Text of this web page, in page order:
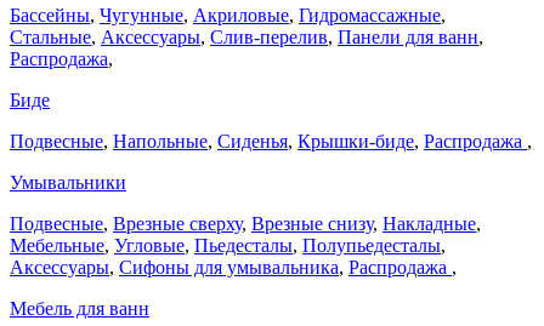
Бассейны, Чугунные, Акриловые, Гидромассажные,
Стальные, Аксессуары, Слив-перелив, Панели для ванн,
Распродажа,
Биде
Подвесные, Напольные, Сиденья, Крышки-биде, Распродажа ,
Умывальники
Подвесные, Врезные сверху, Врезные снизу, Накладные,
Мебельные, Угловые, Пьедесталы, Полупьедесталы,
Аксессуары, Сифоны для умывальника, Распродажа ,
Мебель для ванн